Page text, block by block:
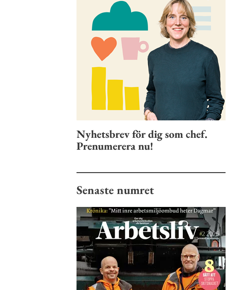
Nyhetsbrev för dig som chef.
Prenumerera nu!
Senaste numret